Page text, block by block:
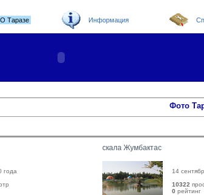
О Таразе Информация
Фото
года
скала Жумбактас
14
10322
0 рейтинг